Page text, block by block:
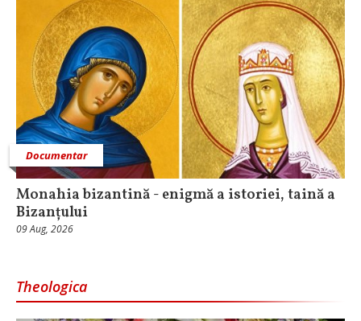
Documentar
Monahia bizantină - enigmă a istoriei, taină a
Bizanțului
09 Aug, 2026
Theologica